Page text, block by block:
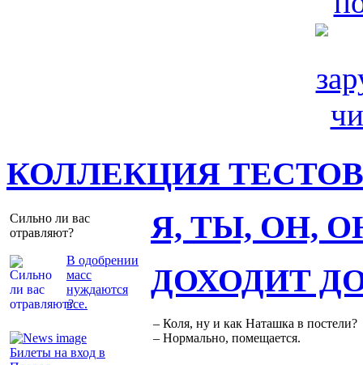
КОЛЛЕКЦИЯ ТЕСТОВ
Сильно ли вас
отравляют?
В одобрении
масс
нуждаются
все.
Я, ТЫ, ОН,
Билеты на вход в
ДОХОДИТ
– Коля, ну и как Наташка в постели?
– Нормально, помещается.